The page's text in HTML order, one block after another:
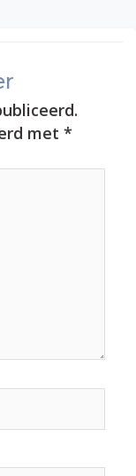
met *